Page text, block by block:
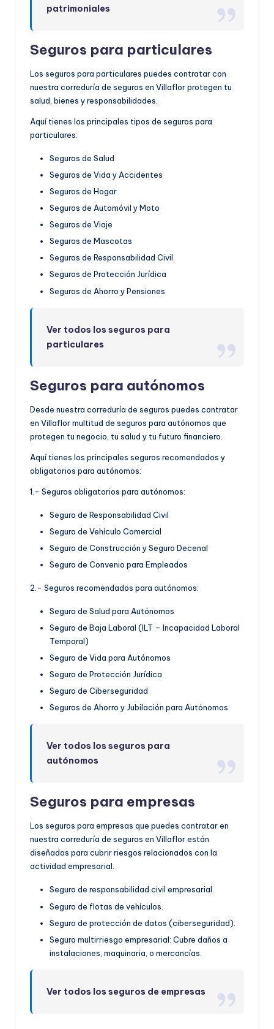
patrimoniales
Seguros para particulares
Los seguros para particulares puedes contratar con
nuestra correduría de seguros en Villaflor protegen tu
salud, bienes y responsabilidades.
Aquí tienes los principales tipos de seguros para
particulares:
Seguros de Salud
Seguros de Vida y Accidentes
Seguros de Hogar
Seguros de Automóvil y Moto
Seguros de Viaje
Seguros de Mascotas
Seguros de Responsabilidad Civil
Seguros de Protección Jurídica
Seguros de Ahorro y Pensiones
Ver todos los seguros para
particulares
Seguros para autónomos
Desde nuestra correduría de seguros puedes contratar
en Villaflor multitud de seguros para autónomos que
protegen tu negocio, tu salud y tu futuro financiero.
Aquí tienes los principales seguros recomendados y
obligatorios para autónomos:
1.- Seguros obligatorios para autónomos:
Seguro de Responsabilidad Civil
Seguro de Vehículo Comercial
Seguro de Construcción y Seguro Decenal
Seguro de Convenio para Empleados
2.- Seguros recomendados para autónomos:
Seguro de Salud para Autónomos
Seguro de Baja Laboral (ILT – Incapacidad Laboral
Temporal)
Seguro de Vida para Autónomos
Seguro de Protección Jurídica
Seguro de Ciberseguridad
Seguros de Ahorro y Jubilación para Autónomos
Ver todos los seguros para
autónomos
Seguros para empresas
Los seguros para empresas que puedes contratar en
nuestra correduría de seguros en Villaflor están
diseñados para cubrir riesgos relacionados con la
actividad empresarial.
Seguro de responsabilidad civil empresarial.
Seguro de flotas de vehículos.
Seguro de protección de datos (ciberseguridad).
Seguro multirriesgo empresarial: Cubre daños a
instalaciones, maquinaria, o mercancías.
Ver todos los seguros de empresas